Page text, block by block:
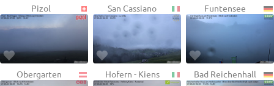
Pizol San Cassiano Funtensee
Obergarten Hofern - Kiens Bad Reichenhall